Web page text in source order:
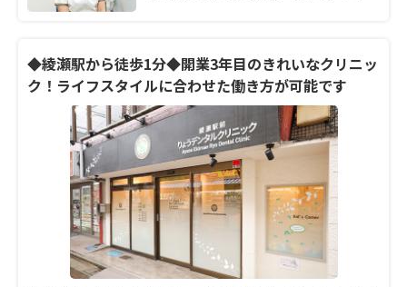
き方ができて、助かっています」と木村さ
ん。「スタッフみんな明るくて仲が良く、い
つもにぎやかです」と話す木村さんに、職場
の雰囲気や仕事のやりがいなどについて、お
話を聞きました。
◆綾瀬駅から徒歩1分◆開業3年目のきれいなクリニッ
ク！ライフスタイルに合わせた働き方が可能です